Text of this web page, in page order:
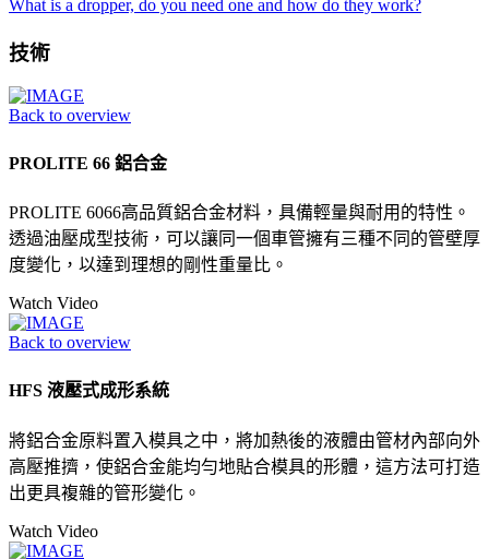
What is a dropper, do you need one and how do they work?
技術
Back to overview
PROLITE 66 鋁合金
PROLITE 6066高品質鋁合金材料，具備輕量與耐用的特性。
透過油壓成型技術，可以讓同一個車管擁有三種不同的管壁厚
度變化，以達到理想的剛性重量比。
Watch Video
Back to overview
HFS 液壓式成形系統
將鋁合金原料置入模具之中，將加熱後的液體由管材內部向外
高壓推擠，使鋁合金能均勻地貼合模具的形體，這方法可打造
出更具複雜的管形變化。
Watch Video